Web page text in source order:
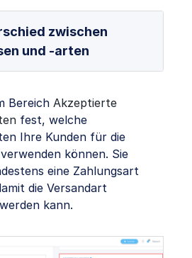
zwischen
und -arten
Bereich Akzeptierte
fest, welche
Ihre Kunden für die
können. Sie
eine Zahlungsart
die Versandart
kann.